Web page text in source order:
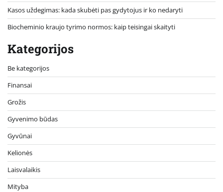
Kasos uždegimas: kada skubėti pas gydytojus ir ko nedaryti
Biocheminio kraujo tyrimo normos: kaip teisingai skaityti
Kategorijos
Be kategorijos
Finansai
Grožis
Gyvenimo būdas
Gyvūnai
Kelionės
Laisvalaikis
Mityba